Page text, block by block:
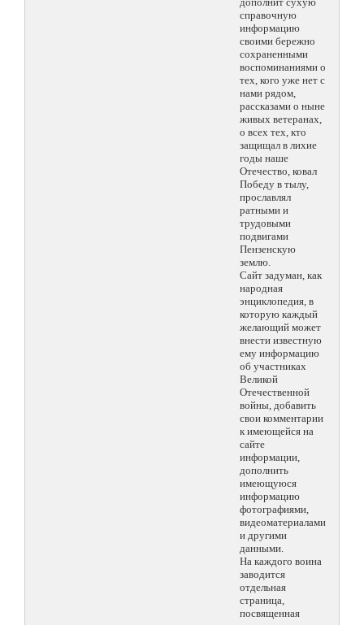
справочную
информацию
своими бережно
сохраненными
воспоминаниями о
тех, кого уже нет с
нами рядом,
рассказами о ныне
живых ветеранах,
о всех тех, кто
защищал в лихие
годы наше
Отечество, ковал
Победу в тылу,
прославлял
ратными и
трудовыми
подвигами
Пензенскую
землю.
Сайт задуман, как
народная
энциклопедия, в
которую каждый
желающий может
внести известную
ему информацию
об участниках
Великой
Отечественной
войны, добавить
свои комментарии
к имеющейся на
сайте
информации,
дополнить
имеющуюся
информацию
фотографиями,
видеоматериалами
и другими
данными.
На каждого воина
заводится
отдельная
страница,
посвященная